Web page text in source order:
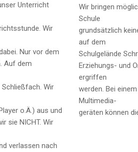
Unterricht
Wir
Nur vor dem
Auf dem
Wir
o.Ä.) aus und
sie NICHT. Wir
verlassen nach
Wir bringen
Schule
grundsätzlich
auf dem
Schulgelände
Erziehungs- und
ergriffen
werden. Bei
Multimedia-
geräten können